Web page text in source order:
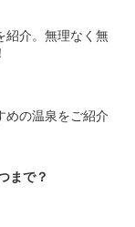
紹介。無理なく無
めの温泉をご紹介
まで？